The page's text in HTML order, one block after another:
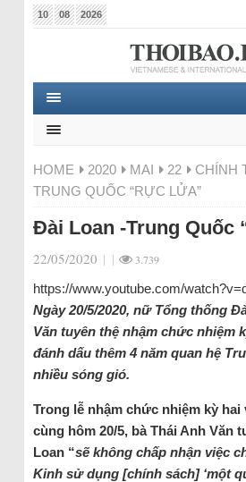
10 08 2026
HOME 2020 MAI 22 CHÍNH
TRUNG QUỐC “RỰC LỬA”
Đài Loan -Trung Quốc
22/05/2020 | | 3.739
https://www.youtube.com/
Ngày 20/5/2020, nữ Tổng thống
Văn tuyên thệ nhậm chức nhiệm
đánh dấu thêm 4 năm quan hệ
nhiều sóng gió.
Trong lễ nhậm chức nhiệm kỳ hai
cùng hôm 20/5, bà Thái Anh Văn
Loan “sẽ không chấp nhận việc
Kinh sử dụng [chính sách] ‘một